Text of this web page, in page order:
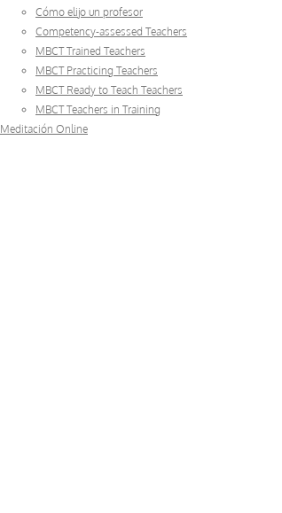
Cómo elijo un profesor
Competency-assessed Teachers
MBCT Trained Teachers
MBCT Practicing Teachers
MBCT Ready to Teach Teachers
MBCT Teachers in Training
Meditación Online